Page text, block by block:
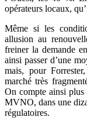
opérateurs locaux,
Même si les
allusion au
freiner la demande
ainsi passer d’une
mais, pour
marché très
On compte ainsi
MVNO, dans une
régulatoires.